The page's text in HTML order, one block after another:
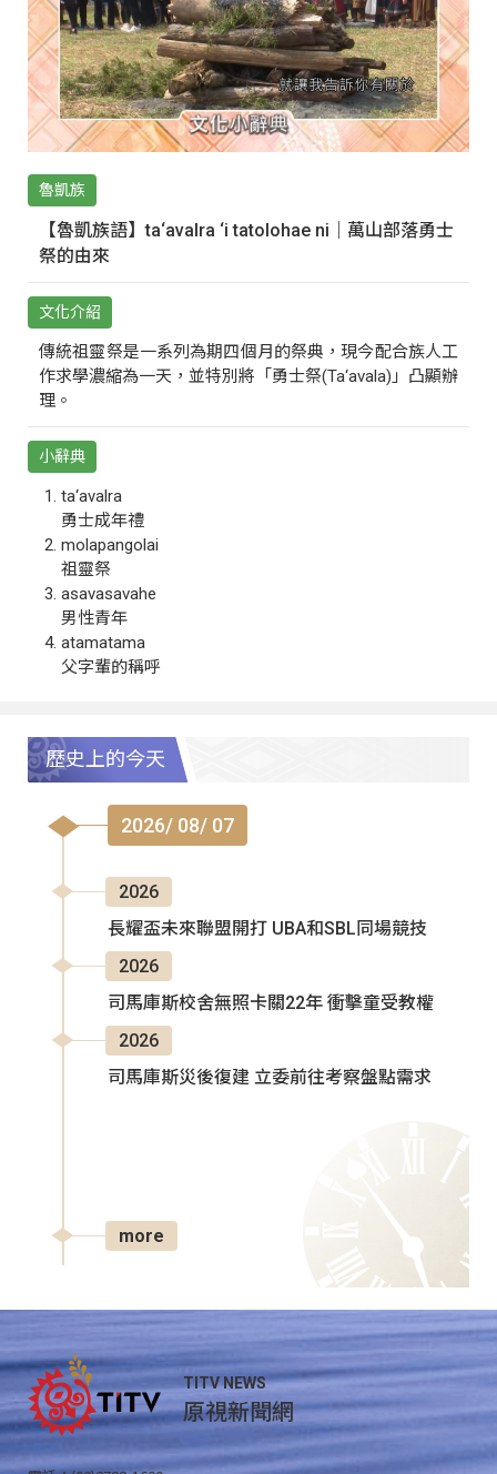
魯凱族
【魯凱族語】ta‘avalra ‘i tatolohae ni｜萬山部落勇士
祭的由來
文化介紹
傳統祖靈祭是一系列為期四個月的祭典，現今配合族人工
作求學濃縮為一天，並特別將「勇士祭(Ta‘avala)」凸顯辦
理。
小辭典
ta‘avalra
勇士成年禮
molapangolai
祖靈祭
asavasavahe
男性青年
atamatama
父字輩的稱呼
歷史上的今天
2026/ 08/ 07
2026
長耀盃未來聯盟開打 UBA和SBL同場競技
2026
司馬庫斯校舍無照卡關22年 衝擊童受教權
2026
司馬庫斯災後復建 立委前往考察盤點需求
more
TITV NEWS
原視新聞網